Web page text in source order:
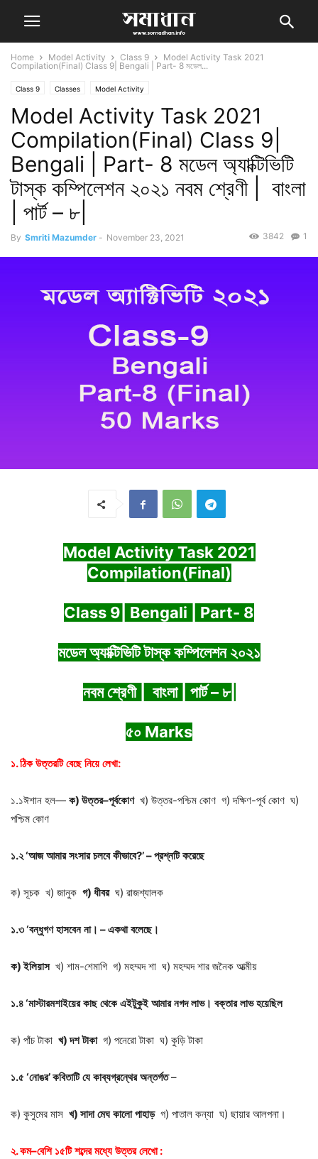
Home Model Activity Class 9
Model Activity Task 2021
Compilation(Final) Class 9| Bengali | Part- 8 মডেল...
Class 9 Classes Model Activity
Model Activity Task 2021
Compilation(Final) Class 9|
Bengali | Part- 8 মডেল অ্যাক্টিভিটি
টাস্ক কম্পিলেশন ২০২১ নবম শ্রেণী | বাংলা
| পার্ট – ৮|
By Smriti Mazumder - November 23, 2021 1
3842
Model Activity Task 2021
Compilation(Final)
Class 9| Bengali | Part- 8
মডেল অ্যাক্টিভিটি টাস্ক কম্পিলেশন ২০২১
নবম শ্রেণী | বাংলা | পার্ট – ৮|
৫০ Marks
১.ঠিক উত্তরটি বেছে নিয়ে লেখা:
১.১ঈশান হল— ক) উত্তর–পূর্বকোণখ) উত্তর-পশ্চিম কোণ গ) দক্ষিণ-পূর্ব কোণ ঘ)
পশ্চিম কোণ
১.২‘আজ আমার সংসার চলবে কীভাবে?’ –প্রশ্নটি করেছে
ক) সূচক খ) জানুক গ) ধীবরঘ) রাজশ্যালক
১.৩‘বন্ধুগণ হাসবেন না। –একথা বলেছে।
ক)ইলিয়াসখ) শাম-শেমাগি গ) মহম্মদ শা ঘ) মহম্মদ শার জনৈক আত্মীয়
১.৪‘মাস্টারমশাইয়ের কাছ থেকে এইটুকুই আমার নগদ লাভ। বক্তার লাভ হয়েছিল
ক) পাঁচ টাকা খ)দশ টাকাগ) পনেরো টাকা ঘ) কুড়ি টাকা
১.৫‘নোঙর’কবিতাটি যে কাব্যগ্রন্থের অন্তর্গত–
ক) কুসুমের মাস খ) সাদা মেঘ কালো পাহাড়গ) পাতাল কন্যা ঘ) ছায়ার আলপনা।
২.কম–বেশি ১৫টি শব্দের মধ্যে উত্তর লেখাে: